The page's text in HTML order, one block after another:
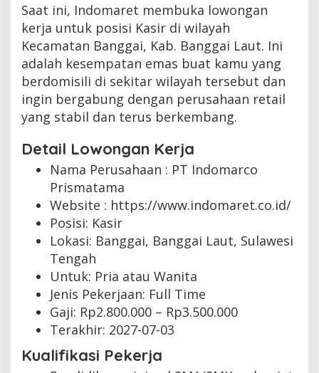
Saat ini, Indomaret membuka lowongan
kerja untuk posisi Kasir di wilayah
Kecamatan Banggai, Kab. Banggai Laut. Ini
adalah kesempatan emas buat kamu yang
berdomisili di sekitar wilayah tersebut dan
ingin bergabung dengan perusahaan retail
yang stabil dan terus berkembang.
Detail Lowongan Kerja
Nama Perusahaan : PT Indomarco
Prismatama
Website : https://www.indomaret.co.id/
Posisi: Kasir
Lokasi: Banggai, Banggai Laut, Sulawesi
Tengah
Untuk: Pria atau Wanita
Jenis Pekerjaan: Full Time
Gaji: Rp2.800.000 – Rp3.500.000
Terakhir: 2027-07-03
Kualifikasi Pekerja